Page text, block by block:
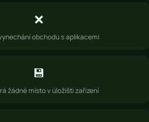
❌
obchodu s aplikacemi
💾
žádné místo v úložišti zařízení